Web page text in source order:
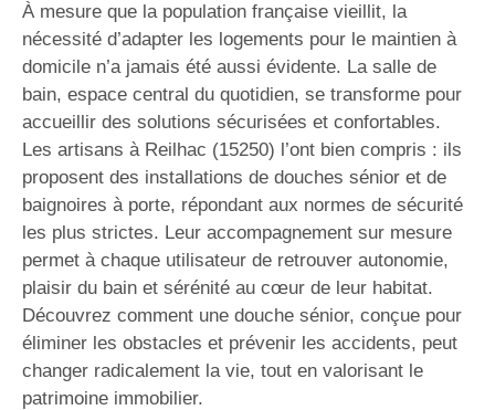
À mesure que la population française vieillit, la
nécessité d’adapter les logements pour le maintien à
domicile n’a jamais été aussi évidente. La salle de
bain, espace central du quotidien, se transforme pour
accueillir des solutions sécurisées et confortables.
Les artisans à Reilhac (15250) l’ont bien compris : ils
proposent des installations de douches sénior et de
baignoires à porte, répondant aux normes de sécurité
les plus strictes. Leur accompagnement sur mesure
permet à chaque utilisateur de retrouver autonomie,
plaisir du bain et sérénité au cœur de leur habitat.
Découvrez comment une douche sénior, conçue pour
éliminer les obstacles et prévenir les accidents, peut
changer radicalement la vie, tout en valorisant le
patrimoine immobilier.